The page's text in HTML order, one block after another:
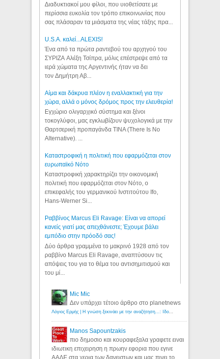
Διαδυκτιακοί μου φίλοι, που υιοθετίσατε με
περίσσια ευκολία τον τρόπο επικοινωνίας που
σας πλάσαραν τα μιάσματα της νέας τάξης πρα...
U.S.A. καλεί...ALEXIS!
Ένα από τα πρώτα ραντεβού του αρχηγού του
ΣΥΡΙΖΑ Αλέξη Τσίπρα, μόλις επέστρεψε από τα
ιερά χώματα της Αργεντινής ήταν να δει
τον Δημήτρη Αβ...
Αίμα και δάκρυα πλέον η εναλλακτική για την
χώρα, αλλά ο μόνος δρόμος προς την ελευθερία!
Εγχώριο ολιγαρχικό σύστημα και ξένοι
τοκογλύφοι, μας εγκλωβίζουν ψυχολογικά με την
Θαρτσερική προπαγάνδα TINA (There Is No
Alternative). ...
Καταστροφική η πολιτική που εφαρμόζεται στον
ευρωπαϊκό Νότο
Καταστροφική χαρακτηρίζει την οικονομική
πολιτική που εφαρμόζεται στον Νότο, ο
επικεφαλής του γερμανικού Ινστιτούτου Ifo,
Hans-Werner Si...
Ραββίνος Marcus Eli Ravage: Είναι να απορεί
κανείς γιατί μας απεχθάνεστε; Έχουμε βάλει
εμπόδιο στην πρόοδό σας!
Δύο άρθρα γραμμένα το μακρινό 1928 από τον
ραββίνο Marcus Eli Ravage, αναπτύσουν τις
απόψεις του για το θέμα του αντισημιτισμού και
του μί...
Mic Mic
Δεν υπάρχει τέτοιο άρθρο στο planetnews
Λόγιος Ερμής | Η γνώση ξεκινάει με την αναζήτηση...: Ιδού οι 18 που χρωστούν 11 δις ευρώ!
Manos Sapountzakis
πιο δημοσιο και κουραφεξαλα γραφετε ειναι
ιδιωτικη επιχειρηση η πρωην εφορια που εγινε
ΑΑΔΕ στα χερια των δανειστων και μας πινει το